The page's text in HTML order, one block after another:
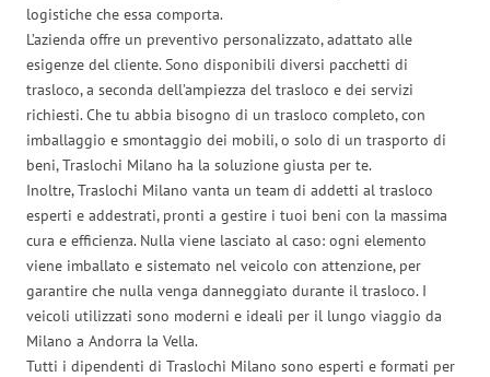
logistiche che essa comporta.
L’azienda offre un preventivo personalizzato, adattato alle
esigenze del cliente. Sono disponibili diversi pacchetti di
trasloco, a seconda dell’ampiezza del trasloco e dei servizi
richiesti. Che tu abbia bisogno di un trasloco completo, con
imballaggio e smontaggio dei mobili, o solo di un trasporto di
beni, Traslochi Milano ha la soluzione giusta per te.
Inoltre, Traslochi Milano vanta un team di addetti al trasloco
esperti e addestrati, pronti a gestire i tuoi beni con la massima
cura e efficienza. Nulla viene lasciato al caso: ogni elemento
viene imballato e sistemato nel veicolo con attenzione, per
garantire che nulla venga danneggiato durante il trasloco. I
veicoli utilizzati sono moderni e ideali per il lungo viaggio da
Milano a Andorra la Vella.
Tutti i dipendenti di Traslochi Milano sono esperti e formati per